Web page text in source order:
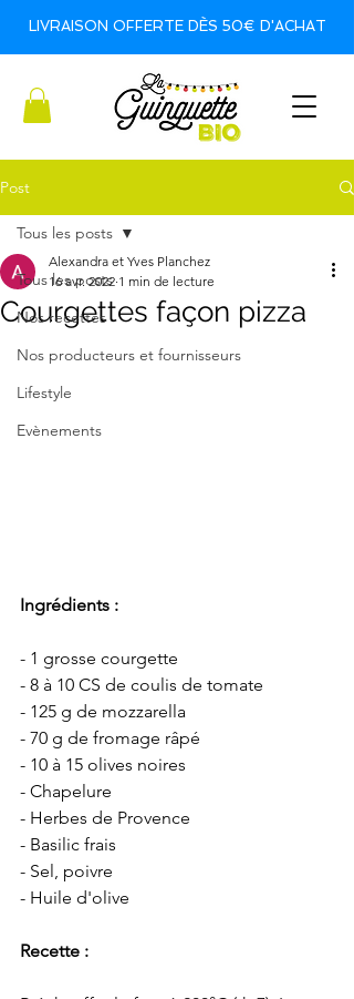
LIVRAISON OFFERTE DÈS 50€ D'ACHAT
Post
Tous les posts
Nos recettes
Nos producteurs et fournisseurs
Lifestyle
Evènements
Tous les posts
Courgettes façon pizza
Alexandra et Yves Planchez
16 avr. 2022 1 min de lecture
Ingrédients :
- 1 grosse courgette
- 8 à 10 CS de coulis de tomate
- 125 g de mozzarella
- 70 g de fromage râpé
- 10 à 15 olives noires
- Chapelure
- Herbes de Provence
- Basilic frais
- Sel, poivre
- Huile d'olive
Recette :